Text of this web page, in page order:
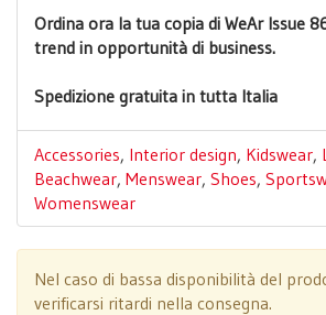
Ordina ora la tua copia di WeAr Issue
trend in opportunità di business.
Spedizione gratuita in tutta Italia
Accessories, Interior design, Kidswear,
Beachwear, Menswear, Shoes,
Womenswear
Nel caso di bassa disponibilità del
verificarsi ritardi nella consegna.